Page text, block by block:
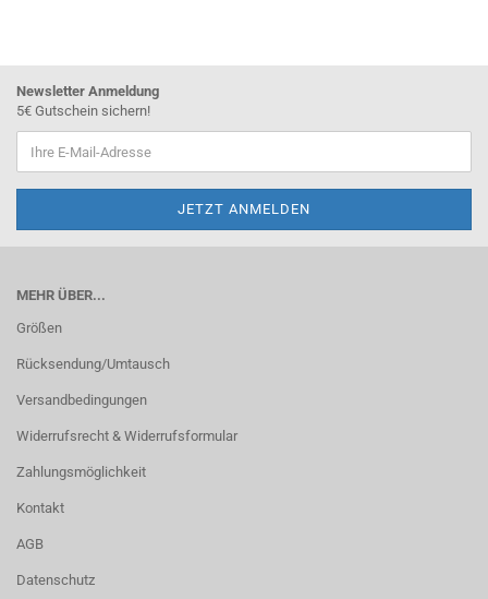
Newsletter Anmeldung
5€ Gutschein sichern!
MEHR ÜBER...
Größen
Rücksendung/Umtausch
Versandbedingungen
Widerrufsrecht & Widerrufsformular
Zahlungsmöglichkeit
Kontakt
AGB
Datenschutz